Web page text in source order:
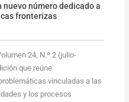
nuevo número dedicado a
fronterizas
24, N.º 2 (julio-
que reúne
vinculadas a las
y los procesos